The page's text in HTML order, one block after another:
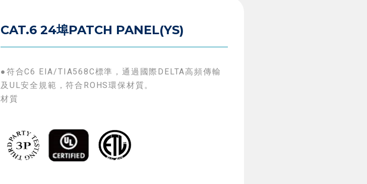
CAT.6 24埠PATCH PANEL(YS)
●符合C6 EIA/TIA568C標準，通過國際DELTA高頻傳輸
及UL安全規範，符合ROHS環保材質。
材質